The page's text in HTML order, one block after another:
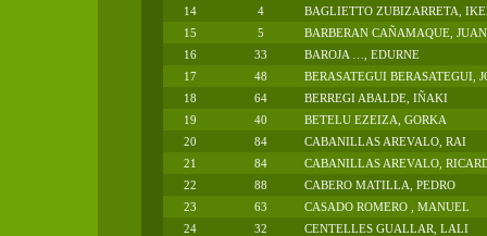
14
4
BAGLIETTO ZUBIZARRETA,
15
5
BARBERAN CAÑAMAQUE,
16
33
BAROJA …, EDURNE
17
48
BERASATEGUI BERASATEGUI,
18
64
BERREGI ABALDE, IÑAKI
19
40
BETELU EZEIZA, GORKA
20
84
CABANILLAS AREVALO, RAI
21
84
CABANILLAS AREVALO,
22
88
CABERO MATILLA, PEDRO
23
63
CASADO ROMERO , MANUEL
24
32
CENTELLES GUALLAR, LALI